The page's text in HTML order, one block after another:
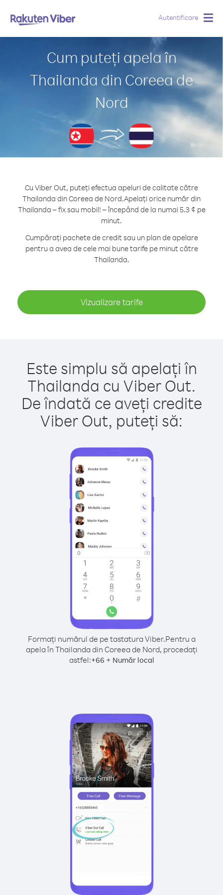
Autentificare
Cum puteți apela în
Thailanda din Coreea de
Nord
Cu Viber Out, puteți efectua apeluri de calitate către
Thailanda din Coreea de Nord.Apelați orice număr din
Thailanda – fix sau mobil! – începând de la numai 5.3 ¢ pe
minut.
Cumpărați pachete de credit sau un plan de apelare
pentru a avea de cele mai bune tarife pe minut către
Thailanda.
Vizualizare tarife
Este simplu să apelați în
Thailanda cu Viber Out.
De îndată ce aveți credite
Viber Out, puteți să:
Formați numărul de pe tastatura Viber.Pentru a
apela în Thailanda din Coreea de Nord, procedați
astfel:+66 + Număr local